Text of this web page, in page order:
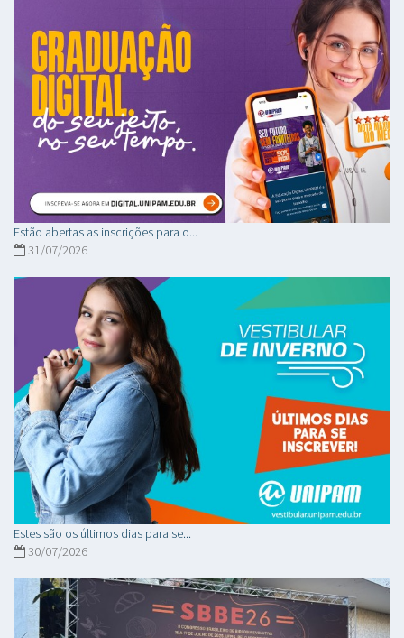
Estão abertas as inscrições para o...
31/07/2026
Estes são os últimos dias para se...
30/07/2026